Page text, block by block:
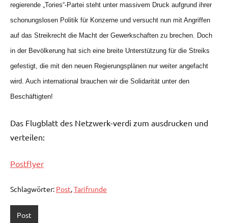
regierende „Tories“-Partei steht unter massivem Druck aufgrund ihrer
schonungslosen Politik für Konzerne und versucht nun mit Angriffen
auf das Streikrecht die Macht der Gewerkschaften zu brechen. Doch
in der Bevölkerung hat sich eine breite Unterstützung für die Streiks
gefestigt, die mit den neuen Regierungsplänen nur weiter angefacht
wird. Auch international brauchen wir die Solidarität unter den
Beschäftigten!
Das Flugblatt des Netzwerk-verdi zum ausdrucken und
verteilen:
Postflyer
Schlagwörter: Post,Tarifrunde
Post